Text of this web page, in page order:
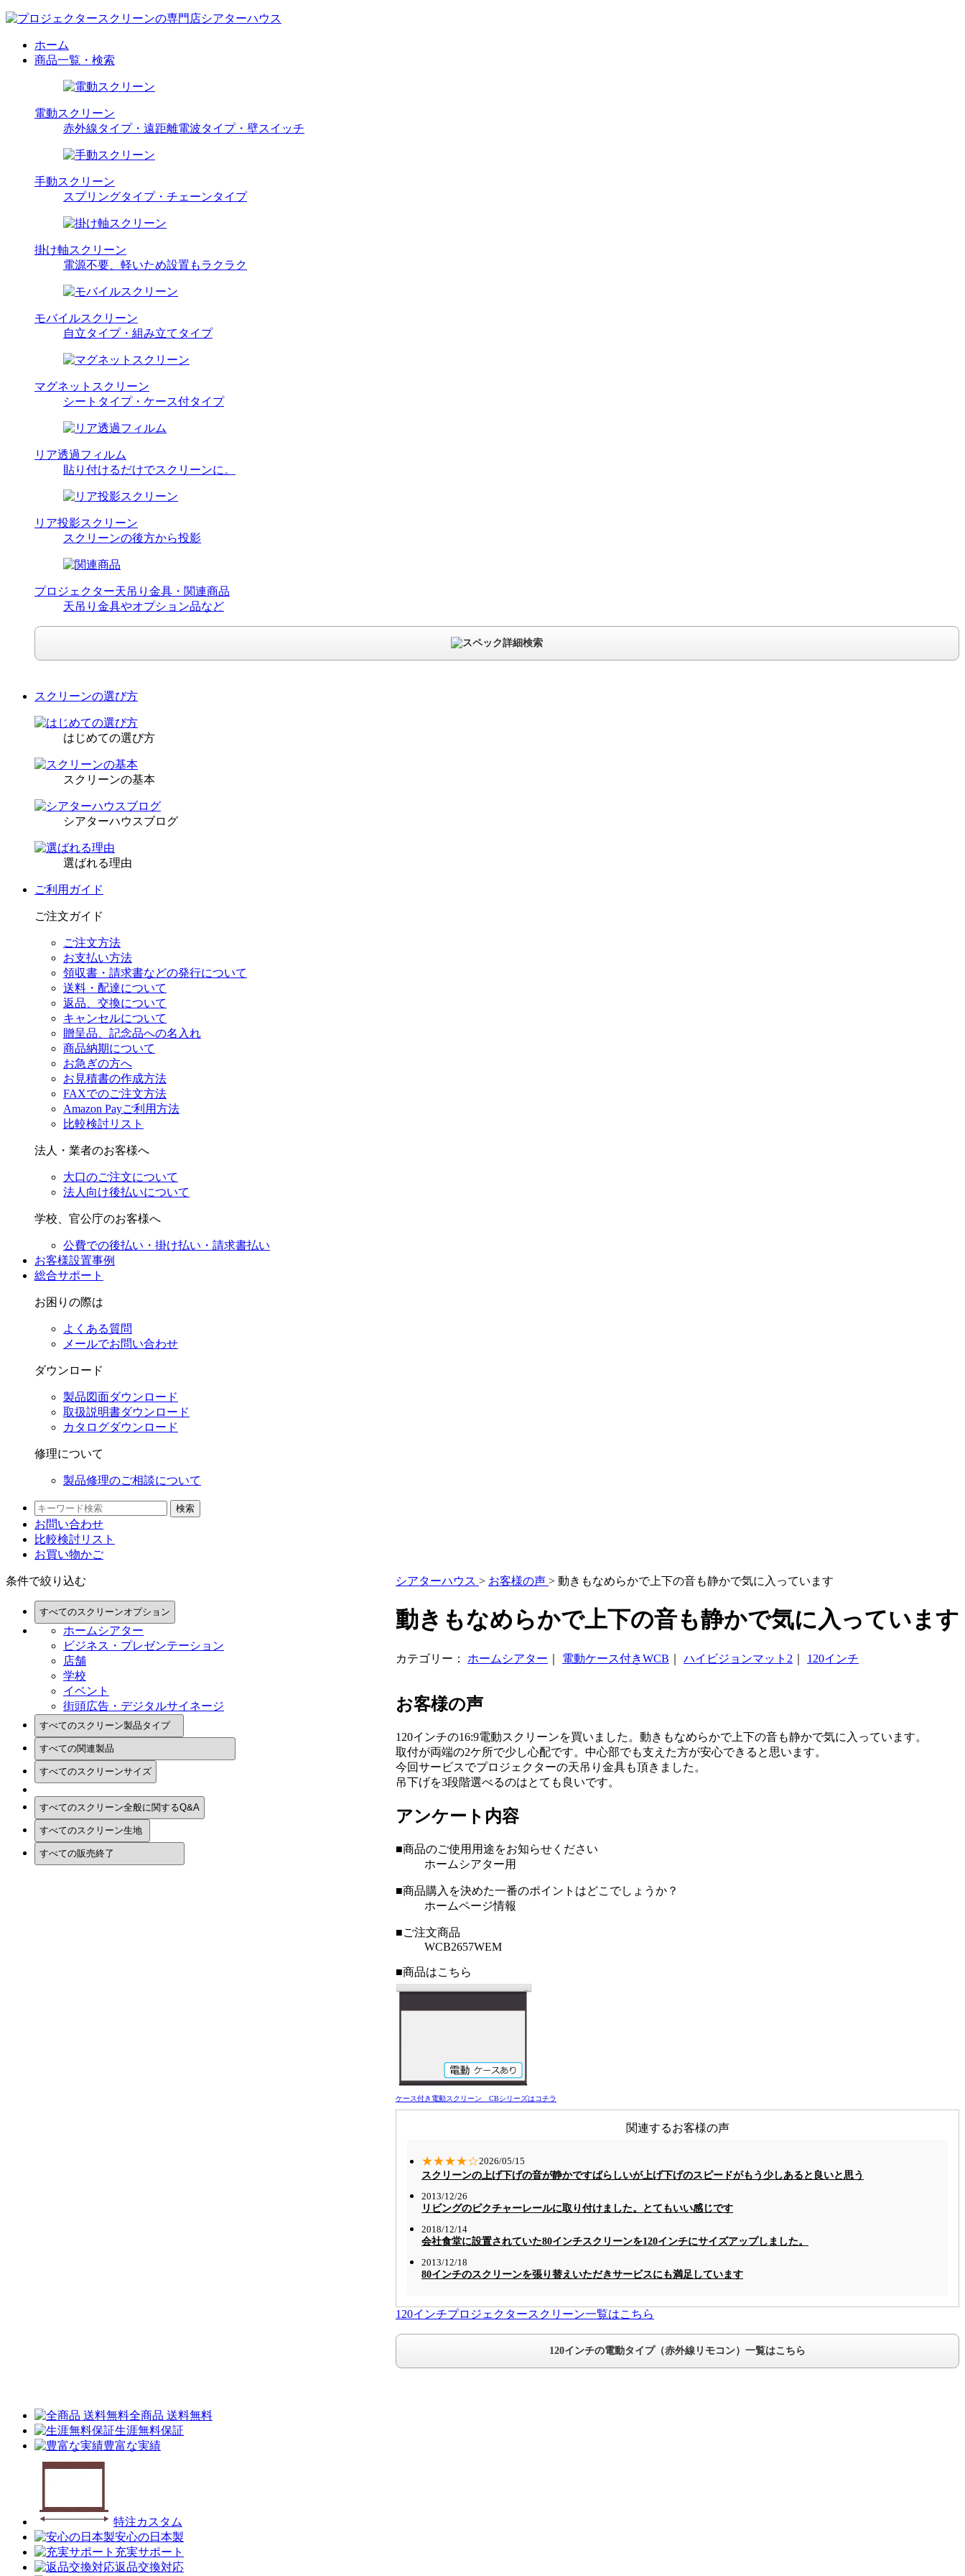
ホーム
商品一覧・検索
電動スクリーン
赤外線タイプ・遠距離電波タイプ・壁スイッチ
手動スクリーン
スプリングタイプ・チェーンタイプ
掛け軸スクリーン
電源不要、軽いため設置もラクラク
モバイルスクリーン
自立タイプ・組み立てタイプ
マグネットスクリーン
シートタイプ・ケース付タイプ
リア透過フィルム
貼り付けるだけでスクリーンに。
リア投影スクリーン
スクリーンの後方から投影
プロジェクター天吊り金具・関連商品
天吊り金具やオプション品など
スクリーンの選び方
はじめての選び方
スクリーンの基本
シアターハウスブログ
選ばれる理由
ご利用ガイド
ご注文ガイド
ご注文方法
お支払い方法
領収書・請求書などの発行について
送料・配達について
返品、交換について
キャンセルについて
贈呈品、記念品への名入れ
商品納期について
お急ぎの方へ
お見積書の作成方法
FAXでのご注文方法
Amazon Payご利用方法
比較検討リスト
法人・業者のお客様へ
大口のご注文について
法人向け後払いについて
学校、官公庁のお客様へ
公費での後払い・掛け払い・請求書払い
お客様設置事例
総合サポート
お困りの際は
よくある質問
メールでお問い合わせ
ダウンロード
製品図面ダウンロード
取扱説明書ダウンロード
カタログダウンロード
修理について
製品修理のご相談について
検索
お問い合わせ
比較検討リスト
お買い物かご
シアターハウス > お客様の声 > 動きもなめらかで上下の音も静かで気に入っています
動きもなめらかで上下の音も静かで気に入っています
カテゴリー： ホームシアター 電動ケース付きWCB ハイビジョンマット2 120インチ
お客様の声
120インチの16:9電動スクリーンを買いました。動きもなめらかで上下の音も静かで気に入っています。
取付が両端の2ケ所で少し心配です。中心部でも支えた方が安心できると思います。
今回サービスでプロジェクターの天吊り金具も頂きました。
吊下げを3段階選べるのはとても良いです。
アンケート内容
■商品のご使用用途をお知らせください
ホームシアター用
■商品購入を決めた一番のポイントはどこでしょうか？
ホームページ情報
■ご注文商品
WCB2657WEM
■商品はこちら
ケース付き電動スクリーン CBシリーズはコチラ
関連するお客様の声
★★★★☆2026/05/15
スクリーンの上げ下げの音が静かですばらしいが上げ下げのスピードがもう少しあると良いと思う
2013/12/26
リビングのピクチャーレールに取り付けました。とてもいい感じです
2018/12/14
会社食堂に設置されていた80インチスクリーンを120インチにサイズアップしました。
2013/12/18
80インチのスクリーンを張り替えいただきサービスにも満足しています
120インチプロジェクタースクリーン一覧はこちら
120インチの電動タイプ（赤外線リモコン）一覧はこちら
条件で絞り込む
ホームシアター
ビジネス・プレゼンテーション
店舗
学校
イベント
街頭広告・デジタルサイネージ
全商品 送料無料
生涯無料保証
豊富な実績
特注カスタム
安心の日本製
充実サポート
返品交換対応